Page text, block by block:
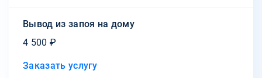
Вывод из запоя на дому
4 500 ₽
Заказать услугу